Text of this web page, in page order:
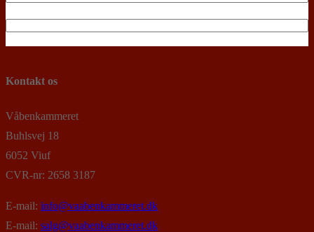
Kontakt os
Våbenkammeret
Buhlsvej 18
6052 Viuf
CVR-nr: 2658 3187
E-mail: info@vaabenkammeret.dk
E-mail: salg@vaabenkammeret.dk